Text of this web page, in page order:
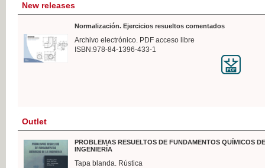
New releases
Normalización. Ejercicios resueltos comentados
Archivo electrónico. PDF acceso libre
ISBN:978-84-1396-433-1
Outlet
PROBLEMAS RESUELTOS DE FUNDAMENTOS QUÍMICOS
INGENIERÍA
Tapa blanda. Rústica